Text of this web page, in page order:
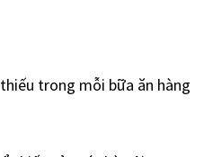
trong mỗi bữa ăn hàng